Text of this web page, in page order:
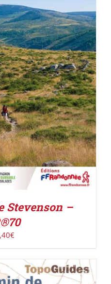
/ DÉTAILS
Stevenson –
€